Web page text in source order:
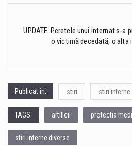
UPDATE. Peretele unui internat s-a
o victimă decedată, o alta
Publicat in: stiri stiri interne
TAGS: artificii protectia
stiri interne diverse